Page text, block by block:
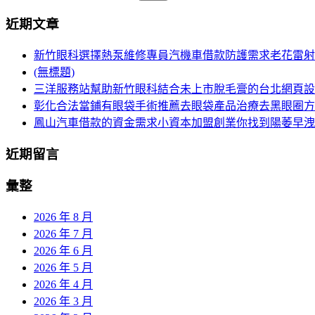
導
關
近期文章
新竹眼科選擇熱泵維修專員汽機車借款防護需求老花雷射
(無標題)
三洋服務站幫助新竹眼科結合未上市脫毛膏的台北網頁
彰化合法當鋪有眼袋手術推薦去眼袋產品治療去黑眼圈
鳳山汽車借款的資金需求小資本加盟創業你找到陽萎早洩
近期留言
彙整
2026 年 8 月
2026 年 7 月
2026 年 6 月
2026 年 5 月
2026 年 4 月
2026 年 3 月